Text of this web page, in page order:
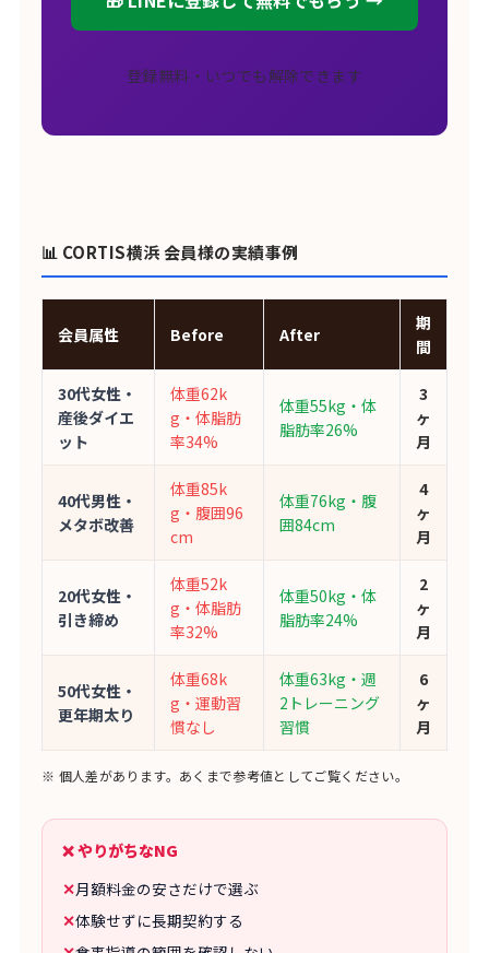
登録無料・いつでも解除できます
📊 CORTIS横浜 会員様の実績事例
会員属性 Before After
期
間
30代女性・
産後ダイエ
ット
体重62k
g・体脂肪
率34%
体重55kg・体
脂肪率26%
3
ヶ
月
40代男性・
メタボ改善
体重85k
g・腹囲96
cm
体重76kg・腹
囲84cm
4
ヶ
月
20代女性・
引き締め
体重52k
g・体脂肪
率32%
体重50kg・体
脂肪率24%
2
ヶ
月
50代女性・
更年期太り
体重68k
g・運動習
慣なし
体重63kg・週
2トレーニング
習慣
6
ヶ
月
※ 個人差があります。あくまで参考値としてご覧ください。
❌ やりがちなNG
✕月額料金の安さだけで選ぶ
✕体験せずに長期契約する